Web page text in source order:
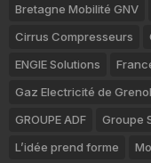
Bretagne Mobilité GNV
Cirrus Compresseurs
ENGIE Solutions
Gaz Electricité de
GROUPE ADF
Groupe
L’idée prend forme